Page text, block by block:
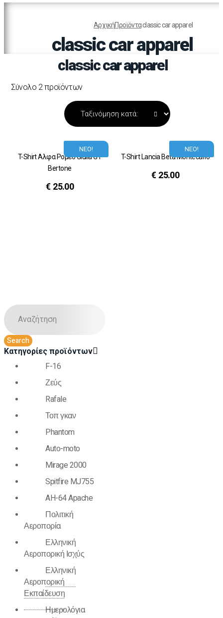
ΑρχικήΠροϊόνταclassic car apparel
classic car apparel
classic car apparel
Σύνολο 2 προϊόντων
ΝΕΟ!
T-Shirt Αλφα Ρομεο Giulia GT
Bertone
€ 25.00
ΝΕΟ!
T-Shirt Lancia Beta Montecarlo
€ 25.00
Κατηγορίες προϊόντων
F-16
Ζεύς
Rafale
Τοπ γκαν
Phantom
Auto-moto
Mirage 2000
Spitfire MJ755
AH-64 Apache
Πολιτική
Αεροπορία
Ελληνική
Αεροπορική Ισχύς
Ελληνική
Αεροπορική
Εκπαίδευση
Ημερολόγια